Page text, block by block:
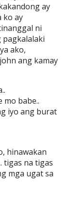
ay
ko ay
ni
pagkalalaki
ako,
ang kamay
mo babe..
iyo ang burat
hinawakan
tigas na tigas
mga ugat sa